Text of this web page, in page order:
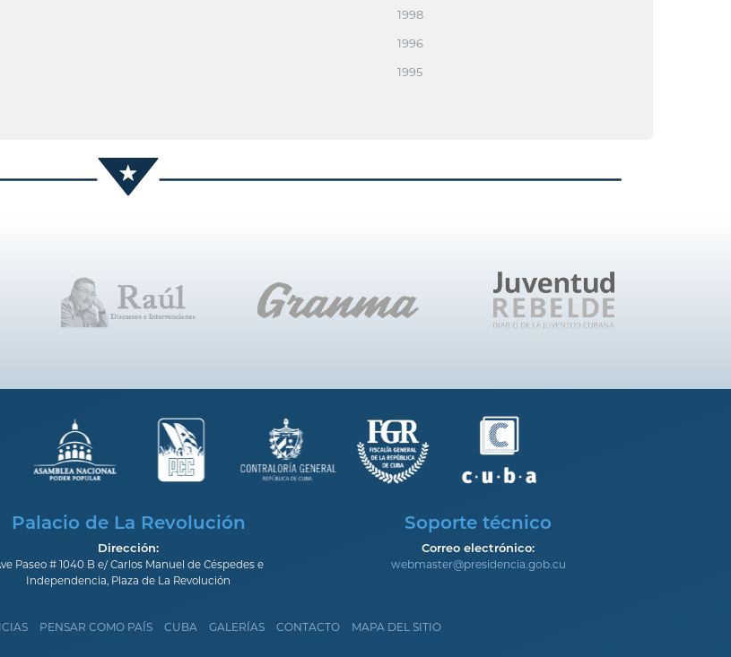
1998
1996
1995
Palacio de La Revolución
Dirección:
Paseo # 1040 B e/ Carlos Manuel de Céspedes e
Independencia, Plaza de La Revolución
Soporte técnico
Correo electrónico:
webmaster@presidencia.gob.cu
PENSAR COMO PAÍS CUBA GALERÍAS CONTACTO MAPA DEL SITIO